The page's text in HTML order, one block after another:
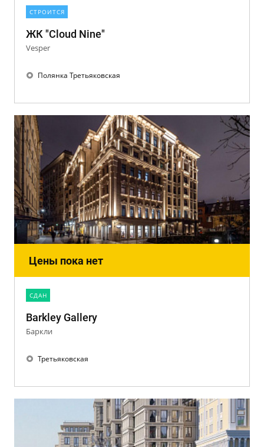
СТРОИТСЯ
ЖК "Cloud Nine"
Vesper
Полянка Третьяковская
Цены пока нет
CДАН
Barkley Gallery
Баркли
Третьяковская